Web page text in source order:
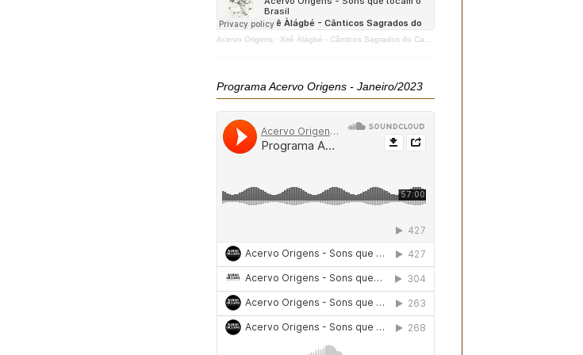
Acervo Origens · Xirê Àlágbé - Cânticos Sagrados do Candomblé - 2020
Programa Acervo Origens - Janeiro/2023